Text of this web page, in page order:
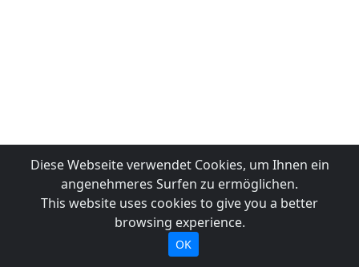
Diese Webseite verwendet Cookies, um Ihnen ein
angenehmeres Surfen zu ermöglichen.
This website uses cookies to give you a better
browsing experience.
OK